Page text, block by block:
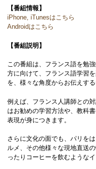
【番組情報】
iPhone, iTunesはこちら
Androidはこちら
【番組説明】
この番組は、フランス語を勉
方に向けて、フランス語学習
を、様々な角度からお伝えする
例えば、フランス人講師との
はお勧めの学習方法や、教科
表現が身につきます。
さらに文化の面でも、パリを
ルメ、その他様々な現地直送
ったりコーヒーを飲むような